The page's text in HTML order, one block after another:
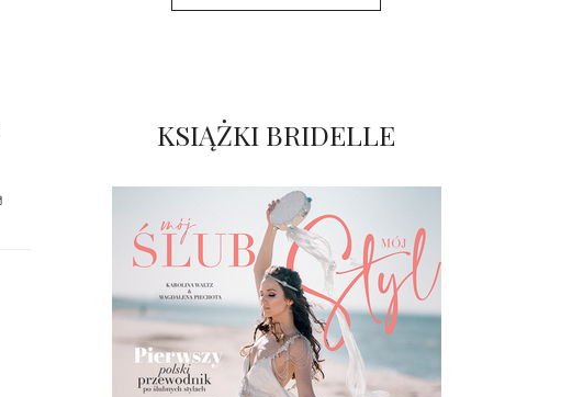
KSIĄŻKI BRIDELLE